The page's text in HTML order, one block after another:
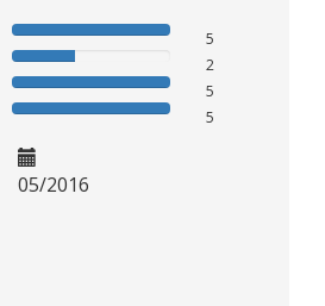
5
2
5
5
05/2016